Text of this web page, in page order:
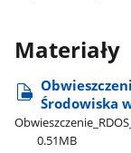
Materiały
Środowiska
0.51MB